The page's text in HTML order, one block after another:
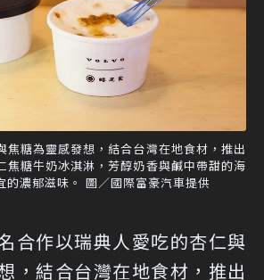
焦糖為靈感發想，結合台灣在地食材，推出
焦糖牛奶冰淇淋，芳醇奶香與鹹中帶甜的海
的濃郁滋味。 圖／國際富豪汽車提供
合作以瑞典人愛吃的杏仁與
，結合台灣在地食材，推出